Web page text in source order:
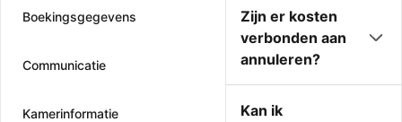
Boekingsgegevens
Communicatie
Kamerinformatie
Zijn er kosten
verbonden aan
annuleren?
Kan ik